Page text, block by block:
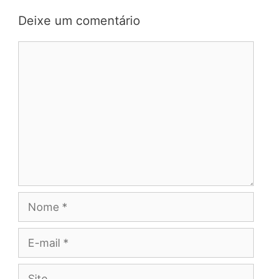
Deixe um comentário
Site